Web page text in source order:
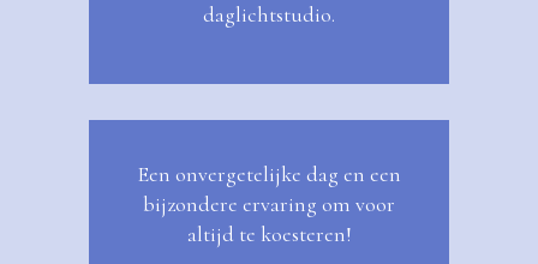
daglichtstudio.
Een onvergetelijke dag en een
bijzondere ervaring om voor
altijd te koesteren!